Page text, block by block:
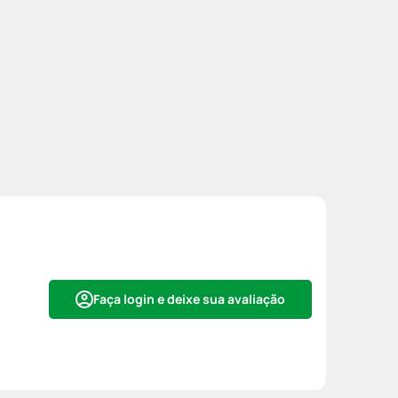
Faça login e deixe sua avaliação